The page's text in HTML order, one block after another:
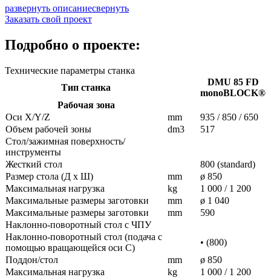
развернуть описаниесвернуть
Заказать свой проект
Подробно о проекте:
Технические параметры станка
Тип станка
DMU 85 FD
monoBLOCK®
Рабочая зона
Оси X/Y/Z
mm
935 / 850 / 650
Объем рабочей зоны
dm3
517
Стол/зажимная поверхность/
инструменты
Жесткий стол
800 (standard)
Размер стола (Д х Ш)
mm
ø 850
Максимальная нагрузка
kg
1 000 / 1 200
Максимальные размеры заготовки
mm
ø 1 040
Максимальные размеры заготовки
mm
590
Наклонно-поворотный стол с ЧПУ
Наклонно-поворотный стол (подача с
помощью вращающейся оси C)
• (800)
Поддон/стол
mm
ø 850
Максимальная нагрузка
kg
1 000 / 1 200